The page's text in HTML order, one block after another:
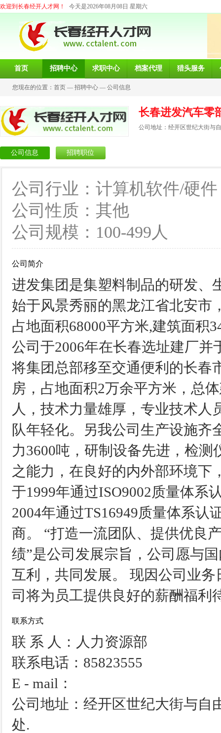
欢迎到长春经开人才网！ 今天是2026年08月08日 星期六
首页 招聘中心 求职中心 档案代理 猎头服务
您现在的位置： 首页 — 招聘中心 — 公司信息
长春进发汽车零
公司地址：经开区世纪大街与
公司信息 招聘职位
公司行业：计算机软件/硬件
公司性质：其他
公司规模：100-499人
公司简介
进发集团是集塑料制品的研发、
始于风景秀丽的黑龙江省北安市
占地面积68000平方米,建筑面积
公司于2006年在长春选址建厂
将集团总部移至交通便利的长春
房，占地面积2万余平方米，总
人，技术力量雄厚，专业技术人
队年轻化。另我公司生产设施齐
力3600吨，研制设备先进，检
之能力，在良好的内外部环境下
于1999年通过ISO9002质量体系
2004年通过TS16949质量体系认
商。 “打造一流团队、提供优良
绩”是公司发展宗旨，公司愿与
互利，共同发展。 现因公司业
司将为员工提供良好的薪酬福利
联系方式
联 系 人：人力资源部
联系电话：85823555
E - mail：
公司地址：经开区世纪大街与自
处.